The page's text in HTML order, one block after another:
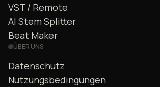
VST / Remote
AI Stem Splitter
Beat Maker
ÜBER UNS
Datenschutz
Nutzungsbedingungen